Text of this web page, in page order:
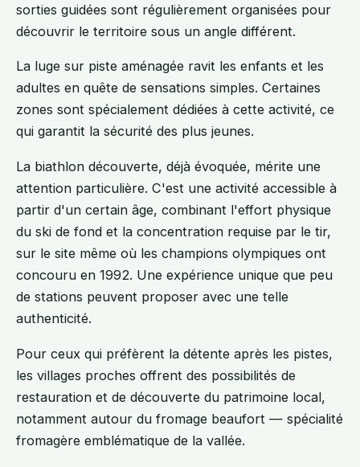
sorties guidées sont régulièrement organisées pour
découvrir le territoire sous un angle différent.
La luge sur piste aménagée ravit les enfants et les
adultes en quête de sensations simples. Certaines
zones sont spécialement dédiées à cette activité, ce
qui garantit la sécurité des plus jeunes.
La biathlon découverte, déjà évoquée, mérite une
attention particulière. C'est une activité accessible à
partir d'un certain âge, combinant l'effort physique
du ski de fond et la concentration requise par le tir,
sur le site même où les champions olympiques ont
concouru en 1992. Une expérience unique que peu
de stations peuvent proposer avec une telle
authenticité.
Pour ceux qui préfèrent la détente après les pistes,
les villages proches offrent des possibilités de
restauration et de découverte du patrimoine local,
notamment autour du fromage beaufort — spécialité
fromagère emblématique de la vallée.